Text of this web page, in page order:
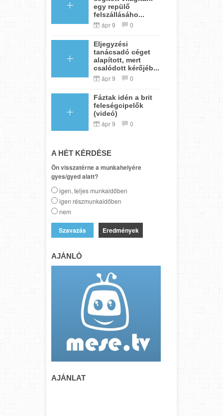
egy repülő
felszállásáho...
ápr 9 0
Eljegyzési
tanácsadó céget
alapított, mert
csalódott kérőjéb...
ápr 9 0
Fáztak idén a brit
feleségcipelők
(videó)
ápr 9 0
A HÉT KÉRDÉSE
Ön visszatérne a munkahelyére
gyes/gyed alatt?
igen, teljes munkaidőben
igen részmunkaidőben
nem
Eredmények
AJÁNLÓ
AJÁNLAT